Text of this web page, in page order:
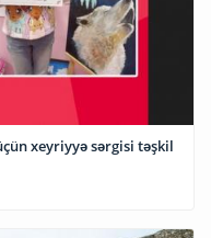
xeyriyyə sərgisi təşkil